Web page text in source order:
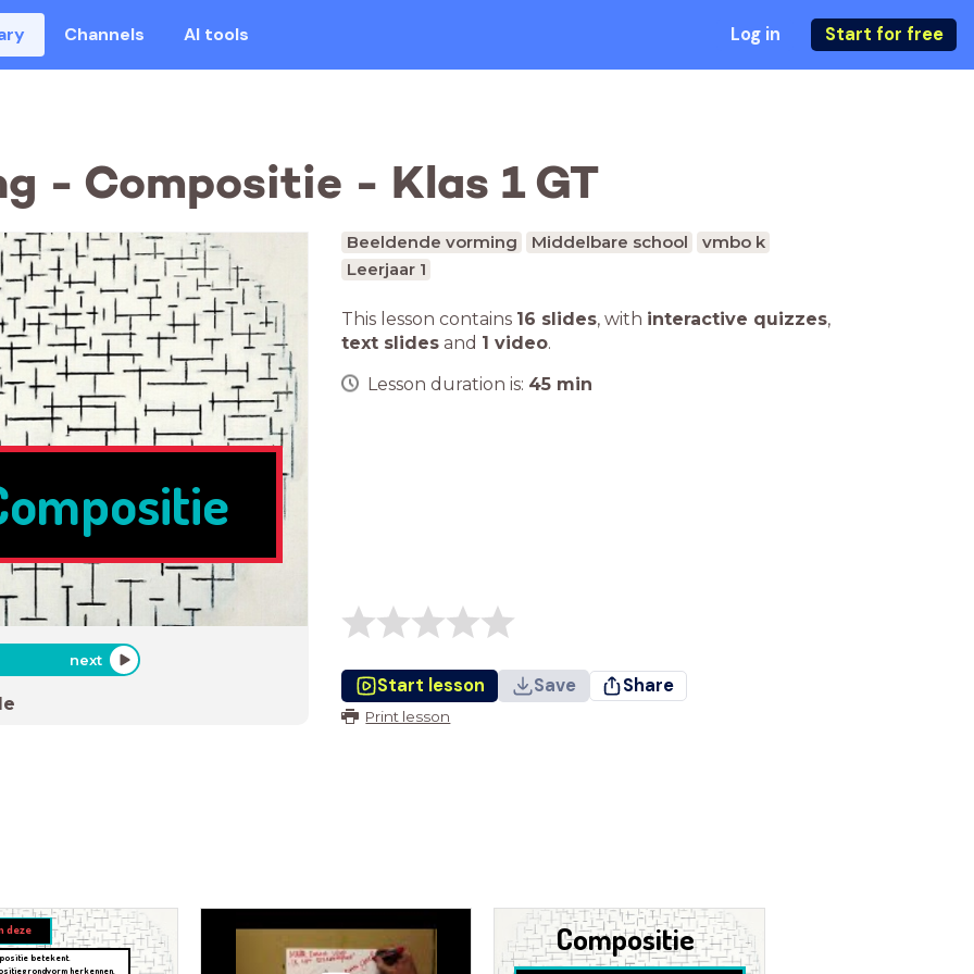
Channels AI tools Log in Start for free
- Compositie - Klas 1 GT
next
Beeldende vorming Middelbare school
vmbo k
Leerjaar 1
This lesson contains 16 slides, with interactive quizzes,
text slides and 1 video.
Lesson duration is: 45 min
Start lesson Save Share
Print lesson
deze
betekent.
herkennen.
Compositie